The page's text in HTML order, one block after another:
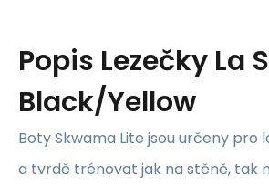
Popis Lezečky La
Black/Yellow
Boty Skwama Lite jsou určeny
a tvrdě trénovat jak na stěně, tak